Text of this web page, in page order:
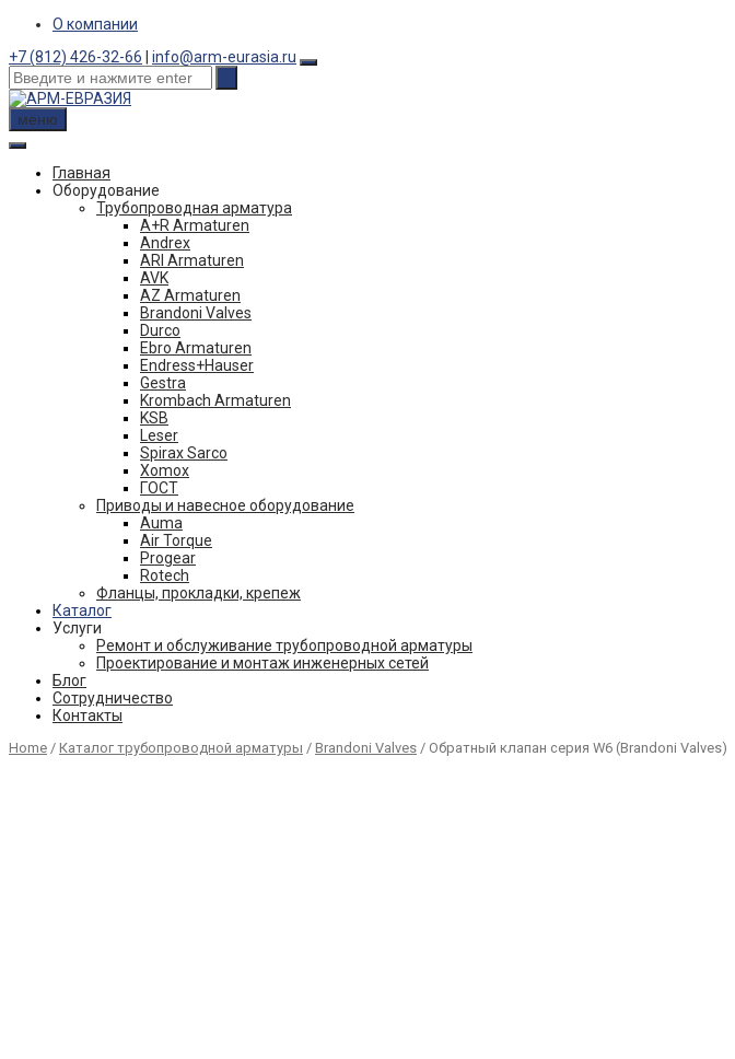
Skip
content
О компании
+7 (812) 426-32-66
info@arm-eurasia.ru
меню
Главная
Оборудование
Трубопроводная арматура
A+R Armaturen
Andrex
ARI Armaturen
AVK
AZ Armaturen
Brandoni Valves
Durco
Ebro Armaturen
Endress+Hauser
Gestra
Krombach Armaturen
KSB
Leser
Spirax Sarco
Xomox
ГОСТ
Приводы и навесное оборудование
Auma
Air Torque
Progear
Rotech
Фланцы, прокладки, крепеж
Каталог
Услуги
Ремонт и обслуживание трубопроводной арматуры
Проектирование и монтаж инженерных сетей
Блог
Сотрудничество
Контакты
Home / Каталог трубопроводной арматуры / Brandoni Valves / Обратный клапан серия W6 (Brandoni Valves)